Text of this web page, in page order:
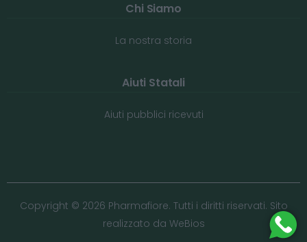
Chi Siamo
La nostra storia
Aiuti Statali
Aiuti pubblici ricevuti
Copyright © 2026 Pharmafiore. Tutti i diritti riservati. Sito
realizzato da WeBios